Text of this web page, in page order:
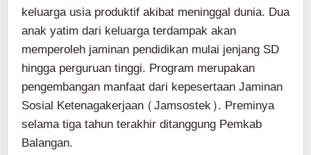
keluarga usia produktif akibat meninggal dunia. Dua
anak yatim dari keluarga terdampak akan
memperoleh jaminan pendidikan mulai jenjang SD
hingga perguruan tinggi. Program merupakan
pengembangan manfaat dari kepesertaan Jaminan
Sosial Ketenagakerjaan (Jamsostek). Preminya
selama tiga tahun terakhir ditanggung Pemkab
Balangan.